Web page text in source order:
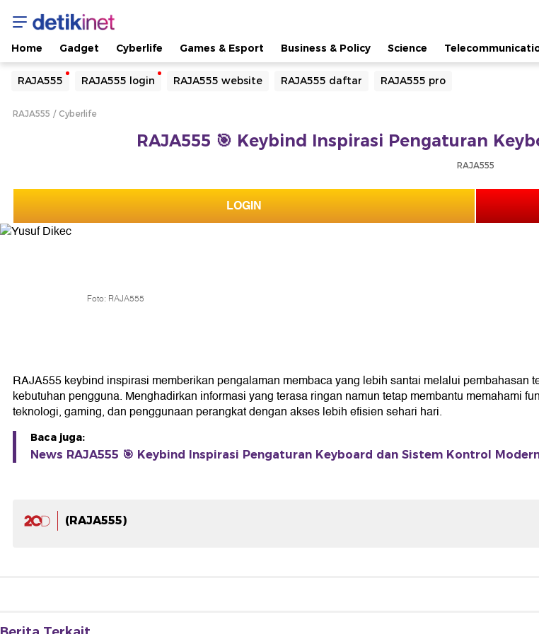
Home Gadget Cyberlife Games & Esport Business & Policy Science
RAJA555 RAJA555 login RAJA555 website RAJA555 daftar RAJA555 pro
Yang sedang ramai dicari
Loading...
RAJA555 Cyberlife
RAJA555 🎯 Keybind Inspirasi Pengaturan
RAJA555
LOGIN
Foto: RAJA555
RAJA555 keybind inspirasi memberikan pengalaman membaca yang lebih santai melalui pembahasan
kebutuhan pengguna. Menghadirkan informasi yang terasa ringan namun tetap membantu memahami
teknologi, gaming, dan penggunaan perangkat dengan akses lebih efisien sehari hari.
Baca juga:
News RAJA555 🎯 Keybind Inspirasi Pengaturan Keyboard dan Sistem Kontrol
(RAJA555)